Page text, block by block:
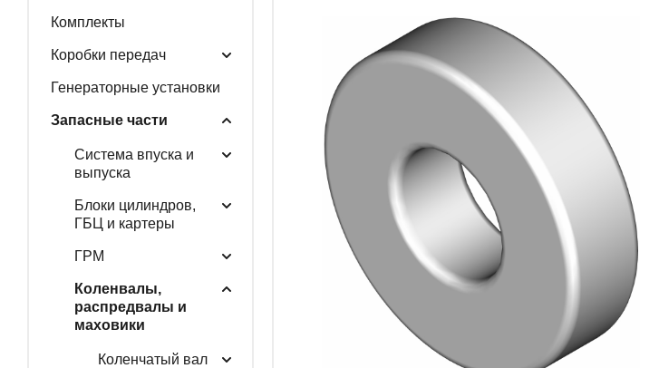
ГЕНЕРАТОРНЫЕ УСТАНОВКИ
ЗАПАСНЫЕ ЧАСТИ
РАСПРОДАЖА
Комплекты
Коробки передач
Генераторные установки
Запасные части
Система впуска и
выпуска
Блоки цилиндров,
ГБЦ и картеры
ГРМ
Коленвалы,
распредвалы и
маховики
Коленчатый вал